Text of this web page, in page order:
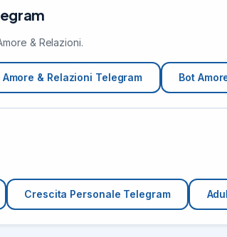
& Relazioni.
& Relazioni Telegram Bot
Crescita Personale Telegram